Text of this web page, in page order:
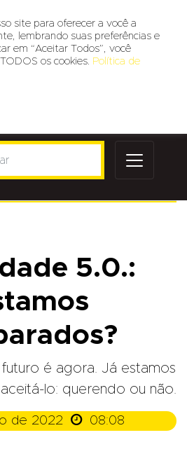
5.0.:
é agora. Já estamos
lo: querendo ou não.
de 2022  08:08
site para oferecer a você a
lembrando suas preferências e
em “Aceitar Todos”, você
os cookies. Política de